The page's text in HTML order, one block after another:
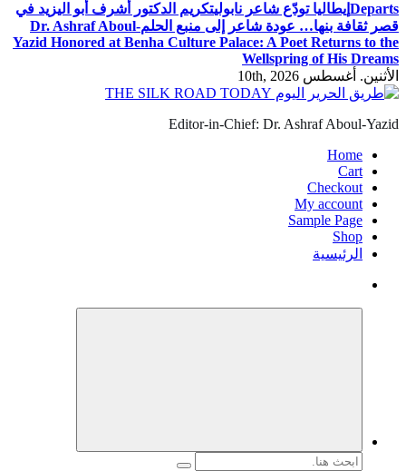
Departs إيطاليا تودّع شاعر نابوليتكريم الدكتور أشرف أبو اليزيد في
قصر ثقافة بنها… عودة شاعر إلى منبع الحلمDr. Ashraf Aboul-
Yazid Honored at Benha Culture Palace: A Poet Returns to the
Wellspring of His Dreams
الأثنين. أغسطس 10th, 2026
Editor-in-Chief: Dr. Ashraf Aboul-Yazid
Home
Cart
Checkout
My account
Sample Page
Shop
الرئيسية
البحث